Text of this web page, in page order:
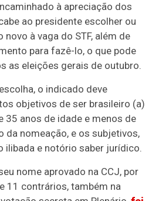
à apreciação dos
ao presidente escolher ou
à vaga do STF, além de
para fazê-lo, o que pode
as eleições gerais de outubro.
o indicado deve
objetivos de ser brasileiro (a)
35 anos de idade e menos de
da nomeação, e os subjetivos,
ilibada e notório saber jurídico.
nome aprovado na CCJ, por
11 contrários, também na